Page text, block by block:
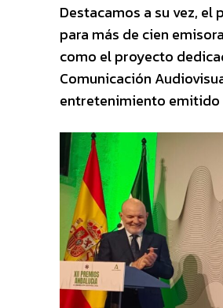
Destacamos a su vez, el
para más de cien
como el proyecto
Comunicación
entretenimiento emitido